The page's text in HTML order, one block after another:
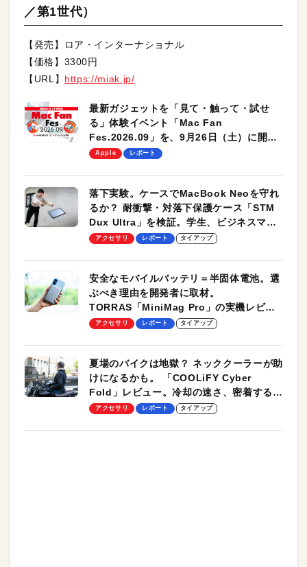
／第1世代）
【発売】ロア・インターナショナル
【価格】3300円
【URL】 https://miak.jp/
最新ガジェットを「見て・触って・試せ
る」体験イベント「Mac Fan
Fes.2026.09」を、9月26日（土）に開催
します！
Apple レポート
落下実験。ケースでMacBook Neoを守れ
るか？ 耐衝撃・対落下保護ケース「STM
Dux Ultra」を検証。学生、ビジネスマン
のモバイルユースに最適！
アクセサリ レポート タイアップ
安全なモバイルバッテリ＝半固体電池。選
ぶべき理由を開発者に取材。
TORRAS「MiniMag Pro」の実機レビュ
ーも
アクセサリ レポート タイアップ
夏場のバイクは地獄？ ネッククーラーが助
けになるかも。 「COOLiFY Cyber
Fold」レビュー。冷却の速さ、密着する冷
却プレート、シンプルな操作性がグッド！
アクセサリ レポート タイアップ